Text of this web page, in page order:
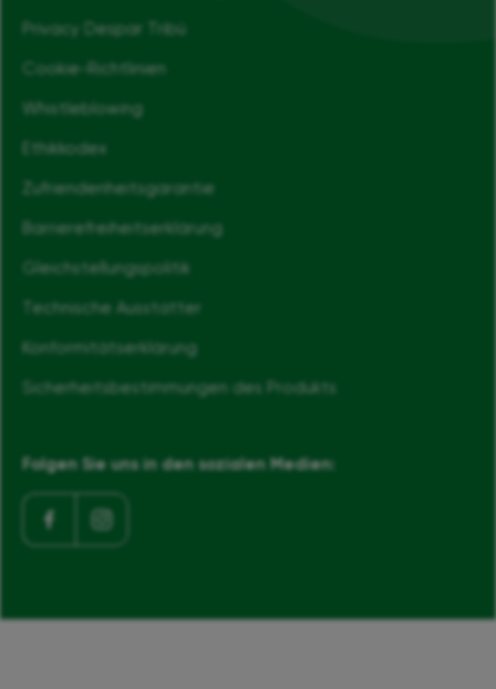
Privacy Despar Tribù
Cookie-Richtlinien
Whistleblowing
Ethikkodex
Zufriendenheitsgarantie
Barrierefreiheits­erklärung
Gleichstellungspolitik
Technische Ausstatter
Konformitätserklärung
Sicherheitsbestimmungen des Produkts
Folgen Sie uns in den sozialen Medien: